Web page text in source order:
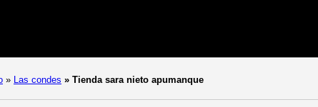
» Las condes » Tienda sara nieto apumanque